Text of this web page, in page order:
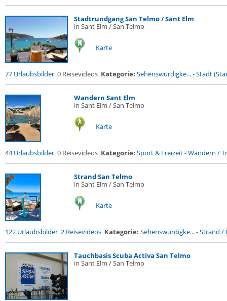
Stadtrundgang San Telmo / Sant Elm
in Sant Elm / San Telmo
Karte
77 Urlaubsbilder 0 Reisevideos Kategorie: Sehenswürdigke...-Stadt
Wandern Sant Elm
in Sant Elm / San Telmo
Karte
44 Urlaubsbilder 0 Reisevideos Kategorie: Sport & Freizeit-Wandern /
Strand San Telmo
in Sant Elm / San Telmo
Karte
122 Urlaubsbilder 2 Reisevideos Kategorie: Sehenswürdigke...-Strand /
Tauchbasis Scuba Activa San Telmo
in Sant Elm / San Telmo